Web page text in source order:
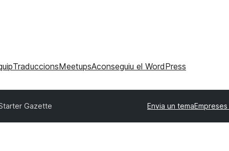
TraduccionsMeetupsAconseguiu el WordPress
Gazette Envia un tema